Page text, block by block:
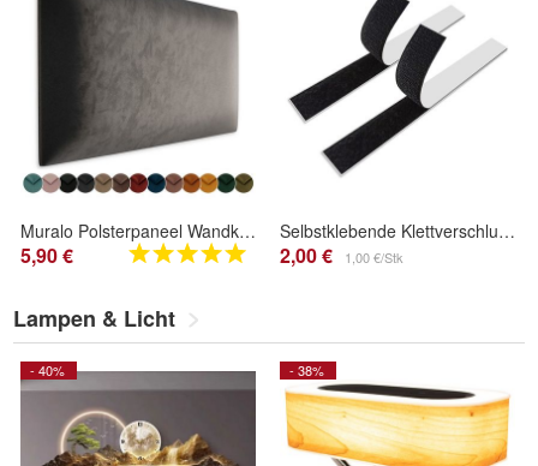
Muralo Polsterpaneel Wandkissen Wandpolster Bettkopfteil Gepolstert Wandpaneel
5,90 €
Selbstklebende Klettverschluss-Sets Für Wandkissen
2,00 € 1,00 €/Stk
Lampen & Licht
- 40% - 38%